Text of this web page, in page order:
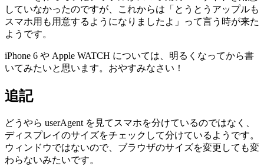
していなかったのですが、これからは「とうとうアップルも
スマホ用も用意するようになりましたよ」って言う時が来た
ようです。
iPhone 6 や Apple WATCH については、明るくなってから書
いてみたいと思います。おやすみなさい！
追記
どうやら userAgent を見てスマホを分けているのではなく、
ディスプレイのサイズをチェックして分けているようです。
ウィンドウではないので、ブラウザのサイズを変更しても変
わらないみたいです。